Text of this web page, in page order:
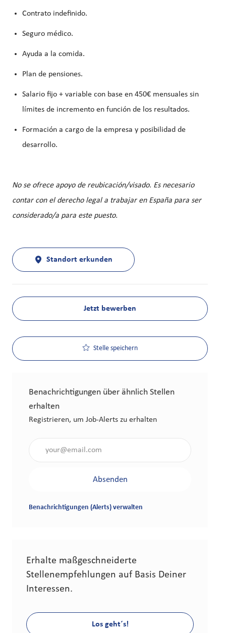
Contrato indefinido.
Seguro médico.
Ayuda a la comida.
Plan de pensiones.
Salario fijo + variable con base en 450€ mensuales sin
límites de incremento en función de los resultados.
Formación a cargo de la empresa y posibilidad de
desarrollo.
No se ofrece apoyo de reubicación/visado. Es necesario
contar con el derecho legal a trabajar en España para ser
considerado/a para este puesto.
Standort erkunden
Jetzt bewerben
Stelle speichern
Benachrichtigungen über ähnlich Stellen
erhalten
Registrieren, um Job-Alerts zu erhalten
Absenden
Benachrichtigungen (Alerts) verwalten
Erhalte maßgeschneiderte
Stellenempfehlungen auf Basis Deiner
Interessen.
Los geht´s!